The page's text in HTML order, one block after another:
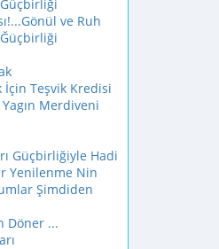
ve Ruh
İçin Teşvik Kredisi
Merdiveni
Güçbirliğiyle Hadi
Yenilenme Nin
Şimdiden
Döner ...